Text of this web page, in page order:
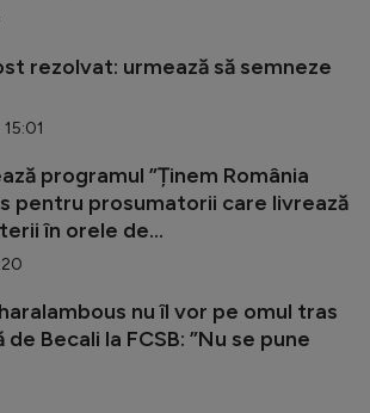
rezolvat: urmează să semneze
programul ”Ținem România
pentru prosumatorii care livrează
în orele de...
nu îl vor pe omul tras
Becali la FCSB: ”Nu se pune